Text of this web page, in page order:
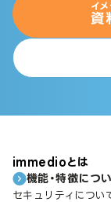
イ
資
immedioとは
機能・特徴につ
セキュリティについ